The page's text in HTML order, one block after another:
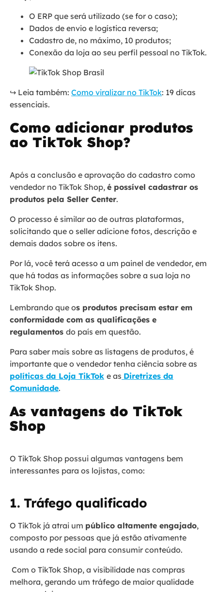
O ERP que será utilizado (se for o caso);
Dados de envio e logística reversa;
Cadastro de, no máximo, 10 produtos;
Conexão da loja ao seu perfil pessoal no TikTok.
↪️ Leia também: Como viralizar no TikTok: 19 dicas
essenciais.
Como adicionar produtos
ao TikTok Shop?
Após a conclusão e aprovação do cadastro como
vendedor no TikTok Shop, é possível cadastrar os
produtos pela Seller Center.
O processo é similar ao de outras plataformas,
solicitando que o seller adicione fotos, descrição e
demais dados sobre os itens.
Por lá, você terá acesso a um painel de vendedor, em
que há todas as informações sobre a sua loja no
TikTok Shop.
Lembrando que os produtos precisam estar em
conformidade com as qualificações e
regulamentos do país em questão.
Para saber mais sobre as listagens de produtos, é
importante que o vendedor tenha ciência sobre as
políticas da Loja TikTok e as Diretrizes da
Comunidade.
As vantagens do TikTok
Shop
O TikTok Shop possui algumas vantagens bem
interessantes para os lojistas, como:
1. Tráfego qualificado
O TikTok já atrai um público altamente engajado,
composto por pessoas que já estão ativamente
usando a rede social para consumir conteúdo.
Com o TikTok Shop, a visibilidade nas compras
melhora, gerando um tráfego de maior qualidade